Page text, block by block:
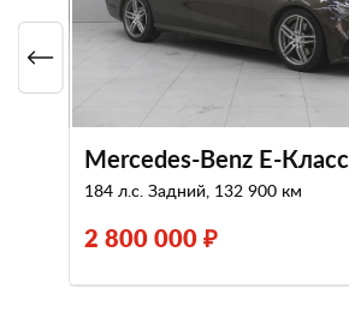
Mercedes-Benz E-Класс
184 л.с. Задний, 132 900 км
2 800 000 ₽